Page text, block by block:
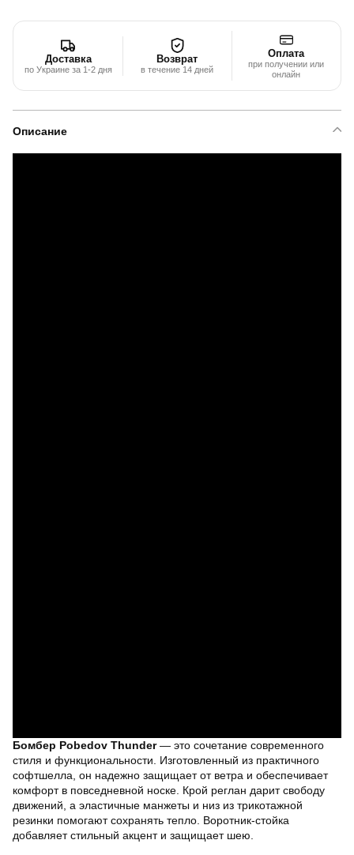
Доставка
по Украине за 1-2 дня
Возврат
в течение 14 дней
Оплата
при получении или
онлайн
Описание
Бомбер Pobedov Thunder— это сочетание современного
стиля и функциональности. Изготовленный из практичного
софтшелла, он надежно защищает от ветра и обеспечивает
комфорт в повседневной носке. Крой реглан дарит свободу
движений, а эластичные манжеты и низ из трикотажной
резинки помогают сохранять тепло. Воротник-стойка
добавляет стильный акцент и защищает шею.